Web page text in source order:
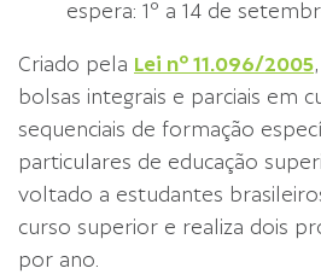
espera: 1º a 14 de
Criado pela Lei nº 11.096/2005
bolsas integrais e parciais em
sequenciais de formação
particulares de educação
voltado a estudantes
curso superior e realiza dois
por ano.